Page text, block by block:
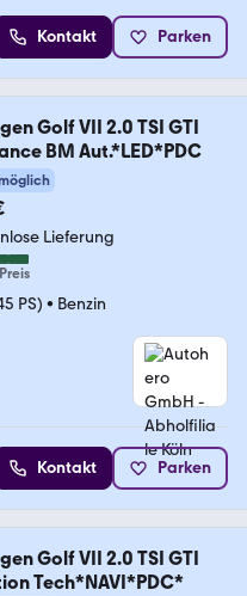
Kontakt Parken
Golf VII 2.0 TSI GTI
BM Aut.*LED*PDC
Lieferung
PS) • Benzin
Kontakt Parken
Golf VII 2.0 TSI GTI
Tech*NAVI*PDC*